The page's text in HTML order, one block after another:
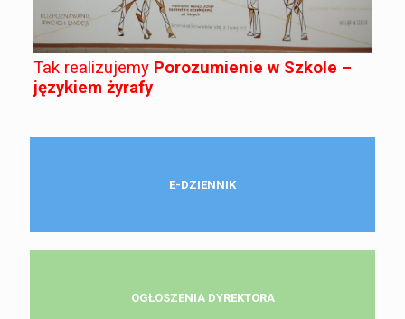
Tak realizujemy Porozumienie w Szkole –
językiem żyrafy
E-DZIENNIK
OGŁOSZENIA DYREKTORA